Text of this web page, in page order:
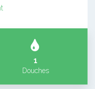
1
Douches